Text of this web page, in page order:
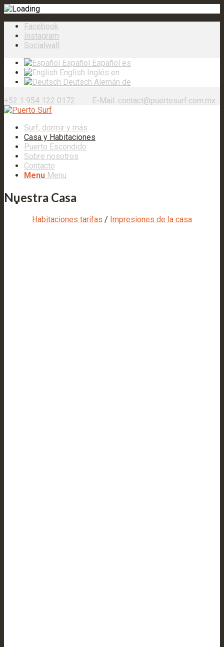
Facebook
Instagram
Socialwall
Español Español es
English Inglés en
Deutsch Alemán de
+52 1 954 122 0172
E-Mail: contact@puertosurf.com.mx
Surf, dormir y más
Casa y Habitaciones
Puerto Escondido
Sobre nosotros
Contacto
Menu Menu
Nuestra Casa
Habitaciones tarifas / Impresiones de la casa